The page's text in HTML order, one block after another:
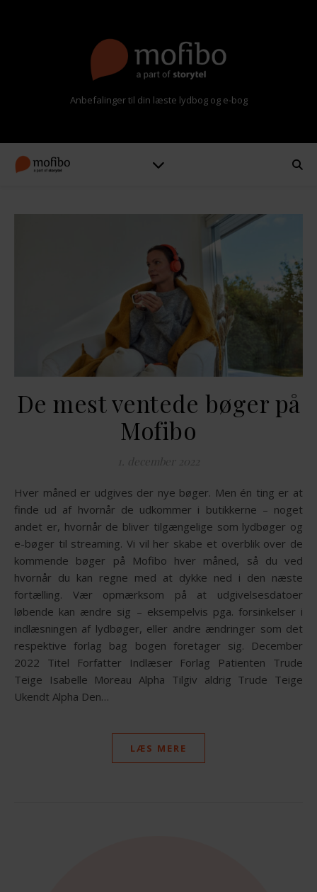
Anbefalinger til din læste lydbog og e-bog
De mest ventede bøger på
Mofibo
1. december 2022
Hver måned er udgives der nye bøger. Men én ting er at
finde ud af hvornår de udkommer i butikkerne – noget
andet er, hvornår de bliver tilgængelige som lydbøger og
e-bøger til streaming. Vi vil her skabe et overblik over de
kommende bøger på Mofibo hver måned, så du ved
hvornår du kan regne med at dykke ned i den næste
fortælling. Vær opmærksom på at udgivelsesdatoer
løbende kan ændre sig – eksempelvis pga. forsinkelser i
indlæsningen af lydbøger, eller andre ændringer som det
respektive forlag bag bogen foretager sig. December
2022 Titel Forfatter Indlæser Forlag Patienten Trude
Teige Isabelle Moreau Alpha Tilgiv aldrig Trude Teige
Ukendt Alpha Den…
LÆS MERE